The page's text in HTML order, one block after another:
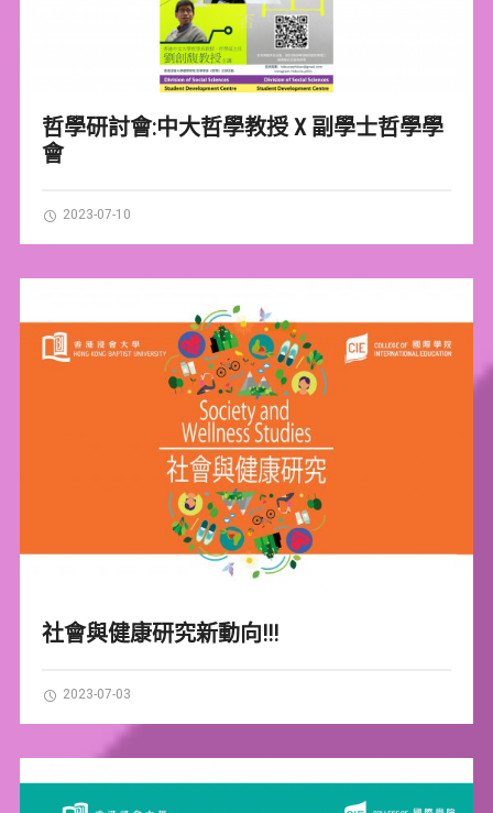
哲學研討會:中大哲學教授 X 副學士哲學學
會
2023-07-10
社會與健康研究新動向!!!
2023-07-03